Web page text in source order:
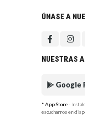
ÚNASE A
NUESTRAS
Google
* App Store-
escucharnos en